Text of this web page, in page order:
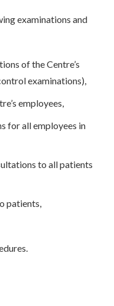
examinations and
of the Centre’s
examinations),
employees,
for all employees in
to all patients
patients,